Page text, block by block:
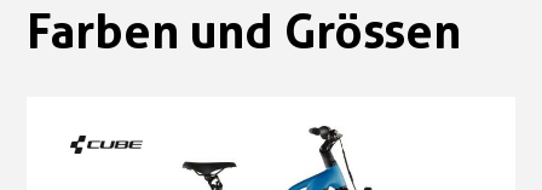
Farben und Grössen